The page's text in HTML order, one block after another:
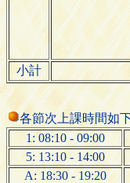
小計
各節次上課時間如
1: 08:10 - 09:00
5: 13:10 - 14:00
A: 18:30 - 19:20